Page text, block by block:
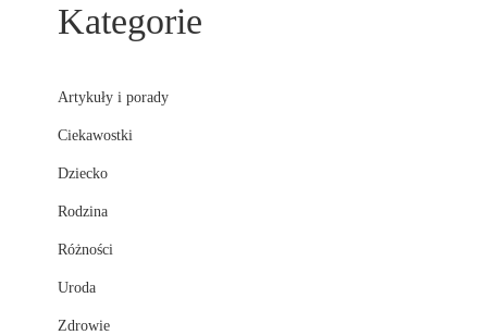
Kategorie
Artykuły i porady
Ciekawostki
Dziecko
Rodzina
Różności
Uroda
Zdrowie